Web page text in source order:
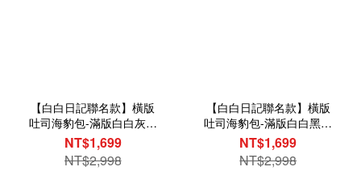
【白白日記聯名款】橫版
吐司海豹包-滿版白白灰色
款
NT$1,699
NT$2,998
【白白日記聯名款】橫版
吐司海豹包-滿版白白黑色
款
NT$1,699
NT$2,998